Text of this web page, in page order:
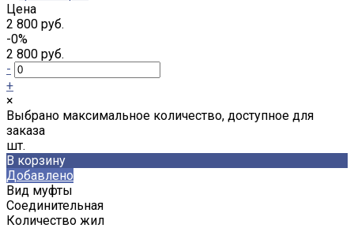
Цена
2 800 руб.
-0%
2 800 руб.
-
+
×
Выбрано максимальное количество, доступное для
заказа
шт.
В корзину
Добавлено
Вид муфты
Соединительная
Количество жил